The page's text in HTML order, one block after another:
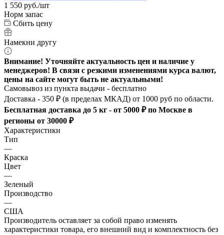
1 550 руб./шт
Норм запас
Сбить цену
Намекни другу
Внимание! Уточняйте актуальность цен и наличие у
менеджеров! В связи с резкими изменениями курса валют,
цены на сайте могут быть не актуальными!
Самовывоз из пункта выдачи - бесплатно
Доставка - 350 ₽ (в пределах МКАД) от 1000 руб по области.
Бесплатная доставка до 5 кг - от 5000 ₽ по Москве в
регионы от 30000 ₽
Характеристики
Тип
—
Краска
Цвет
—
Зеленый
Производство
—
США
Производитель оставляет за собой право изменять
характеристики товара, его внешний вид и комплектность без